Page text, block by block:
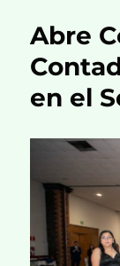
Abre
en el